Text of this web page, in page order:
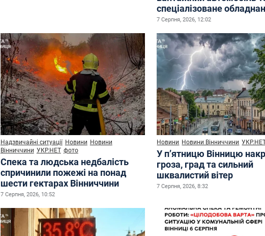
спеціалізоване
7 Серпня, 2026, 12:02
Надзвичайні ситуації Новини Новини
Вінниччини УКР.НЕТ фото
Спека та людська недбалість
спричинили пожежі на понад
шести гектарах Вінниччини
7 Серпня, 2026, 10:52
Новини Новини Вінниччини
У п’ятницю Вінницю
гроза, град та сильний
шквалистий вітер
7 Серпня, 2026, 8:32